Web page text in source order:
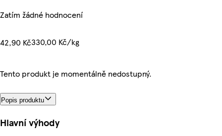
Zatím žádné hodnocení
42,90 Kč330,00 Kč/kg
Tento produkt je momentálně nedostupný.
Popis produktu
Hlavní výhody